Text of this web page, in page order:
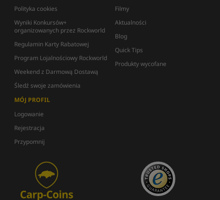
Polityka cookies
Wyniki Konkursów+
organizowanych przez Rockworld
Regulamin Karty Rabatowej
Program Lojalnościowy Rockworld
Weekend z Darmową Dostawą
Śledź swoje zamówienia
Filmy
Aktualności
Blog
Quick Tips
Produkty wycofane
MÓJ PROFIL
Logowanie
Rejestracja
Przypomnij